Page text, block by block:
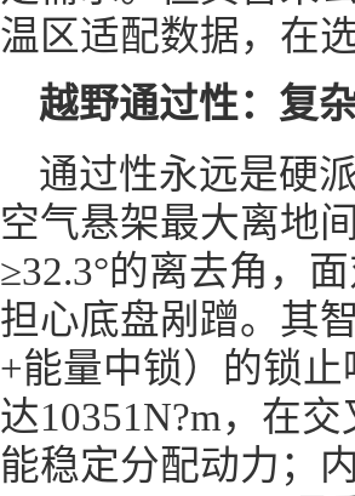
温区适配数据，在
越野通过性：复
通过性永远是硬
空气悬架最大离地
≥32.3°的离去角，
担心底盘剐蹭。其
+能量中锁）的锁
达10351N?m，在
能稳定分配动力；